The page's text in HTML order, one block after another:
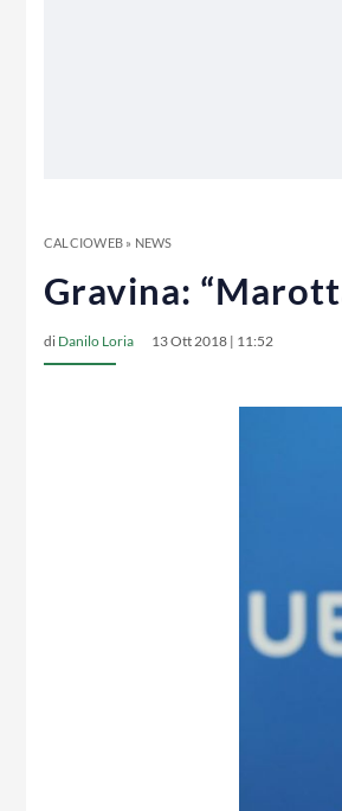
CALCIOWEB» NEWS
Gravina:
di Danilo Loria 13 Ott 2018 | 11:52